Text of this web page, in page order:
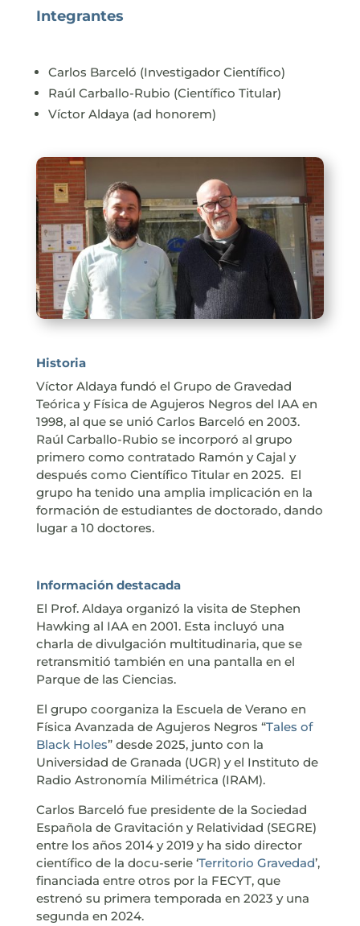
Integrantes
Carlos Barceló (Investigador Científico)
Raúl Carballo-Rubio (Científico Titular)
Víctor Aldaya (ad honorem)
Historia
Víctor Aldaya fundó el Grupo de Gravedad
Teórica y Física de Agujeros Negros del IAA en
1998, al que se unió Carlos Barceló en 2003.
Raúl Carballo-Rubio se incorporó al grupo
primero como contratado Ramón y Cajal y
después como Científico Titular en 2025. El
grupo ha tenido una amplia implicación en la
formación de estudiantes de doctorado, dando
lugar a 10 doctores.
Información destacada
El Prof. Aldaya organizó la visita de Stephen
Hawking al IAA en 2001. Esta incluyó una
charla de divulgación multitudinaria, que se
retransmitió también en una pantalla en el
Parque de las Ciencias.
El grupo coorganiza la Escuela de Verano en
Física Avanzada de Agujeros Negros “Tales of
Black Holes” desde 2025, junto con la
Universidad de Granada (UGR) y el Instituto de
Radio Astronomía Milimétrica (IRAM).
Carlos Barceló fue presidente de la Sociedad
Española de Gravitación y Relatividad (SEGRE)
entre los años 2014 y 2019 y ha sido director
científico de la docu-serie ‘Territorio Gravedad’,
financiada entre otros por la FECYT, que
estrenó su primera temporada en 2023 y una
segunda en 2024.